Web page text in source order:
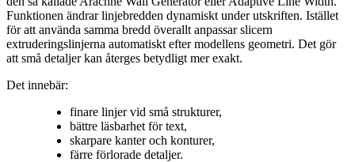
Funktionen ändrar linjebredden dynamiskt under utskriften. Istället
för att använda samma bredd överallt anpassar slicern
extruderingslinjerna automatiskt efter modellens geometri. Det gör
att små detaljer kan återges betydligt mer exakt.
Det innebär:
finare linjer vid små strukturer,
bättre läsbarhet för text,
skarpare kanter och konturer,
färre förlorade detaljer.